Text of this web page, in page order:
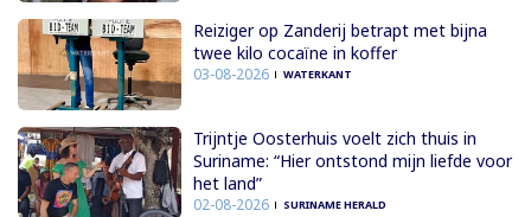
Reiziger op Zanderij betrapt met bijna
twee kilo cocaïne in koffer
03-08-2026 WATERKANT
Trijntje Oosterhuis voelt zich thuis in
Suriname: “Hier ontstond mijn liefde voor
het land”
02-08-2026 SURINAME HERALD